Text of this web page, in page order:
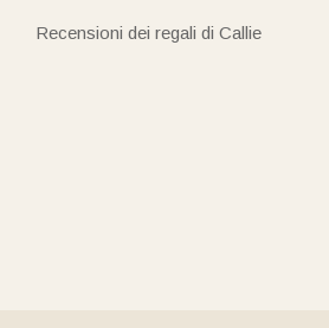
Recensioni dei regali di Callie